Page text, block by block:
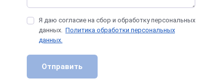
Я даю согласие на сбор и обработку персональных
данных. Политика обработки персональных
данных.
Отправить